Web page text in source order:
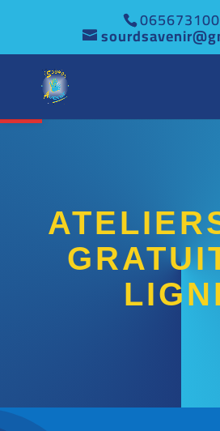
Ouvrir la barre d’outils